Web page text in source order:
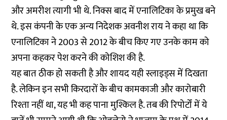
और अमरीश त्यागी भी थे. निक्स बाद में एनालिटिका के प्रमुख बने
थे. इस कंपनी के एक अन्य निदेशक अवनीश राय ने कहा था कि
एनालिटिका ने 2003 से 2012 के बीच किए गए उनके काम को
अपना कहकर पेश करने की कोशिश की है.
यह बात ठीक हो सकती है और शायद यही स्लाइड्स में दिखता
है. लेकिन इन सभी किरदारों के बीच कामकाजी और कारोबारी
रिश्ता नहीं था, यह भी कह पाना मुश्किल है. तब की रिपोर्टों में ये